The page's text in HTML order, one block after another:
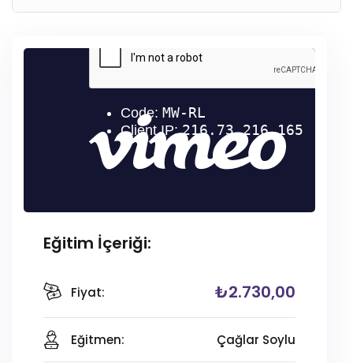
Eğitim İçeriği:
Fiyat: ₺2.730,00
Eğitmen: Çağlar Soylu